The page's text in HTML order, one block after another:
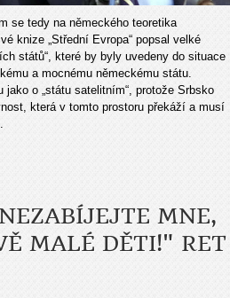
se tedy na německého teoretika
knize „Střední Evropa“ popsal velké
států“, které by byly uvedeny do situace
a mocnému německému státu.
jako o „státu satelitním“, protože Srbsko
která v tomto prostoru překáží a musí
MNE,
MALÉ DĚTI!" RET